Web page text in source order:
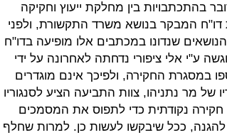
בין מחלקת ייעוץ וחקיקה
המבקר בנושא משרד התקשורת, ולפני
בפרשה 4000. תמצית הנושאים שנדונו במכתבים אלו מופיעה בדו"ח
ע"י אלי ציפורי נדחתה לאחרונה על ידי
החקירה, ולפיכך אינם מוגדרים
של מר נתניהו, צוות התביעה הציע לסנגוריו
לבצע השלמת חקירה נקודתית כדי לתפוס את המסמכים
ככל שיבקשו לעשות כן. למרות שחלף